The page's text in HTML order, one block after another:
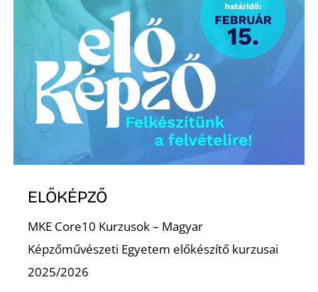
ELŐKÉPZŐ
MKE Core10 Kurzusok – Magyar
Képzőművészeti Egyetem előkészítő kurzusai
2025/2026